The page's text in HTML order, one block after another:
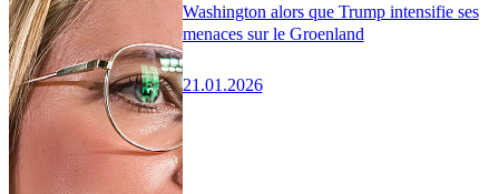
Washington alors que Trump intensifie ses
menaces sur le Groenland
21.01.2026